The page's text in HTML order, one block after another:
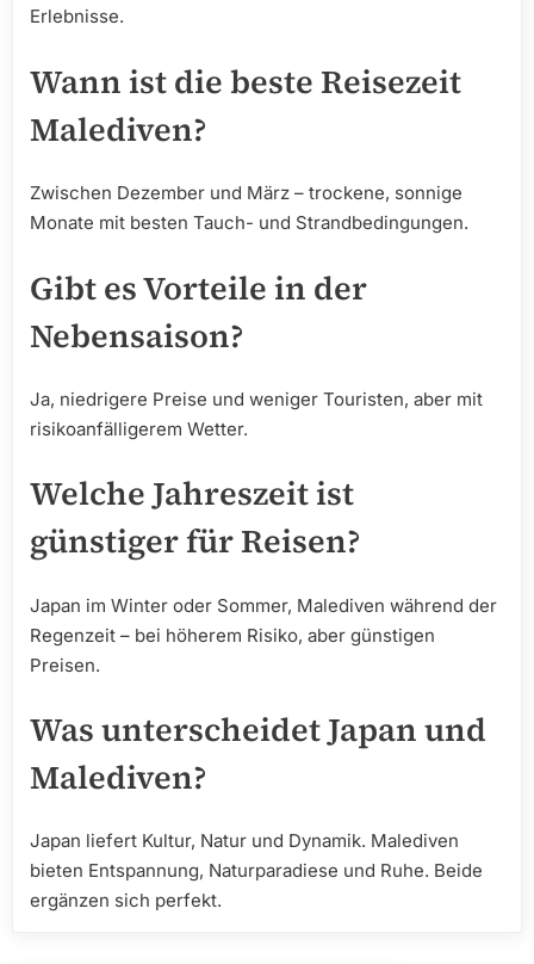
Erlebnisse.
Wann ist die beste Reisezeit
Malediven?
Zwischen Dezember und März – trockene, sonnige
Monate mit besten Tauch- und Strandbedingungen.
Gibt es Vorteile in der
Nebensaison?
Ja, niedrigere Preise und weniger Touristen, aber mit
risikoanfälligerem Wetter.
Welche Jahreszeit ist
günstiger für Reisen?
Japan im Winter oder Sommer, Malediven während der
Regenzeit – bei höherem Risiko, aber günstigen
Preisen.
Was unterscheidet Japan und
Malediven?
Japan liefert Kultur, Natur und Dynamik. Malediven
bieten Entspannung, Naturparadiese und Ruhe. Beide
ergänzen sich perfekt.